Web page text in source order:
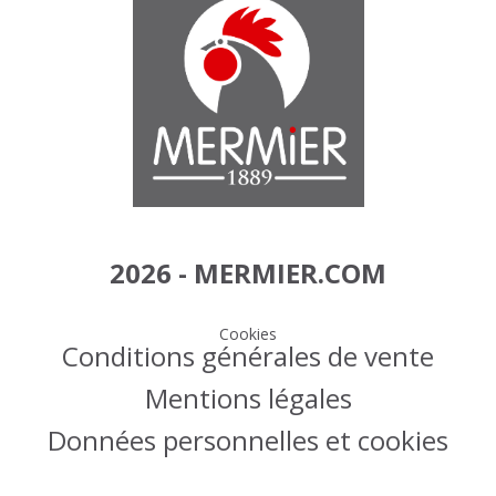
2026 - MERMIER.COM
Cookies
Conditions générales de vente
Mentions légales
Données personnelles et cookies